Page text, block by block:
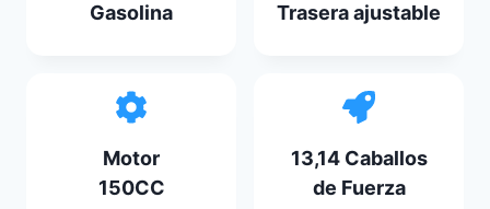
Gasolina
Trasera ajustable
Motor
150CC
13,14 Caballos
de Fuerza